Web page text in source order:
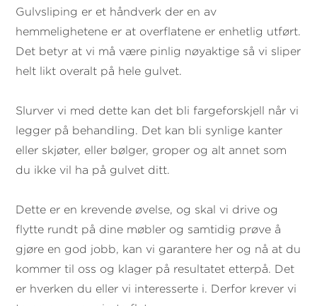
Gulvsliping er et håndverk der en av
hemmelighetene er at overflatene er enhetlig utført.
Det betyr at vi må være pinlig nøyaktige så vi sliper
helt likt overalt på hele gulvet.
Slurver vi med dette kan det bli fargeforskjell når vi
legger på behandling. Det kan bli synlige kanter
eller skjøter, eller bølger, groper og alt annet som
du ikke vil ha på gulvet ditt.
Dette er en krevende øvelse, og skal vi drive og
flytte rundt på dine møbler og samtidig prøve å
gjøre en god jobb, kan vi garantere her og nå at du
kommer til oss og klager på resultatet etterpå. Det
er hverken du eller vi interesserte i. Derfor krever vi